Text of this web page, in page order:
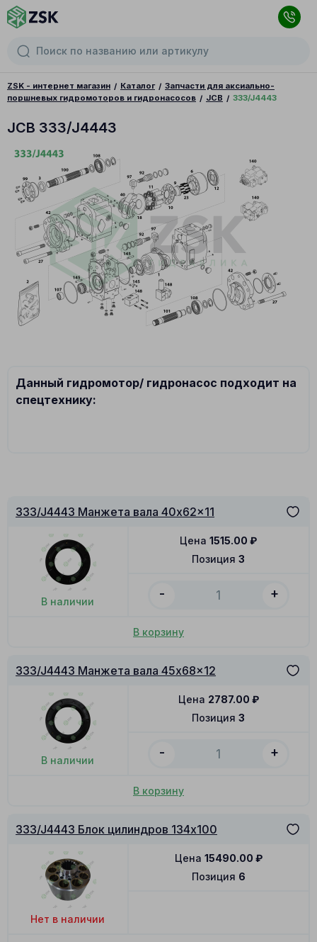
ZSK - интернет магазин Каталог
Запчасти для аксиально-
поршневых гидромоторов и гидронасосов
JCB 333/J4443
JCB 333/J4443
Данный гидромотор/ гидронасос подходит на
спецтехнику:
333/J4443 Манжета вала 40x62x11
В наличии
Позиция 3
Цена 1515.00 ₽
- +
В корзину
333/J4443 Манжета вала 45x68x12
В наличии
Позиция 3
Цена 2787.00 ₽
- +
В корзину
333/J4443 Блок цилиндров 134x100
Нет в наличии
Позиция 6
Цена 15490.00 ₽